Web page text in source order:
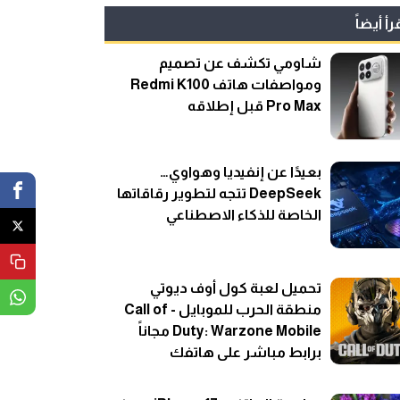
أيضاً
شاومي تكشف عن تصميم
ومواصفات هاتف Redmi K100
Pro Max قبل إطلاقه
بعيدًا عن إنفيديا وهواوي…
DeepSeek تتجه لتطوير رقاقاتها
الخاصة للذكاء الاصطناعي
تحميل لعبة كول أوف ديوتي
منطقة الحرب للموبايل - Call of
Duty: Warzone Mobile مجاناً
برابط مباشر على هاتفك